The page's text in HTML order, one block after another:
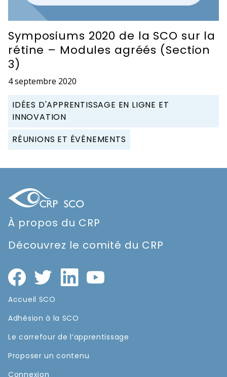
Symposiums 2020 de la SCO sur la
rétine – Modules agréés (Section
3)
4 septembre 2020
IDÉES D'APPRENTISSAGE EN LIGNE ET
INNOVATION
RÉUNIONS ET ÉVÉNEMENTS
À propos du CRP
Découvrez le comité du CRP
Accueil SCO
Adhésion à la SCO
Le carrefour de l’apprentissage
Proposer un contenu
Connexion